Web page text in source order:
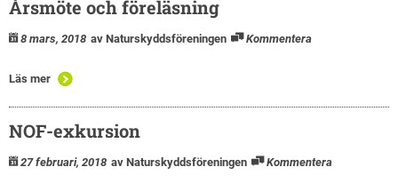
Årsmöte och föreläsning
8 mars, 2018 av Naturskyddsföreningen Kommentera
Läs mer
NOF-exkursion
27 februari, 2018 av Naturskyddsföreningen Kommentera